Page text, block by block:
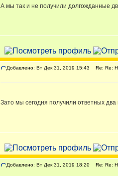
А мы так и не получили долгожданные
Добавлено: Вт Дек 31, 2019 15:43 Re: Re:
Зато мы сегодня получили ответных
Добавлено: Вт Дек 31, 2019 18:20 Re: Re: